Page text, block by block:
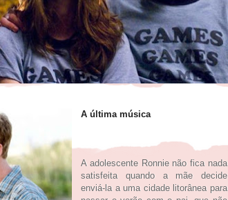
A última música
A adolescente Ronnie não fica nada
satisfeita quando a mãe decide
enviá-la a uma cidade litorânea para